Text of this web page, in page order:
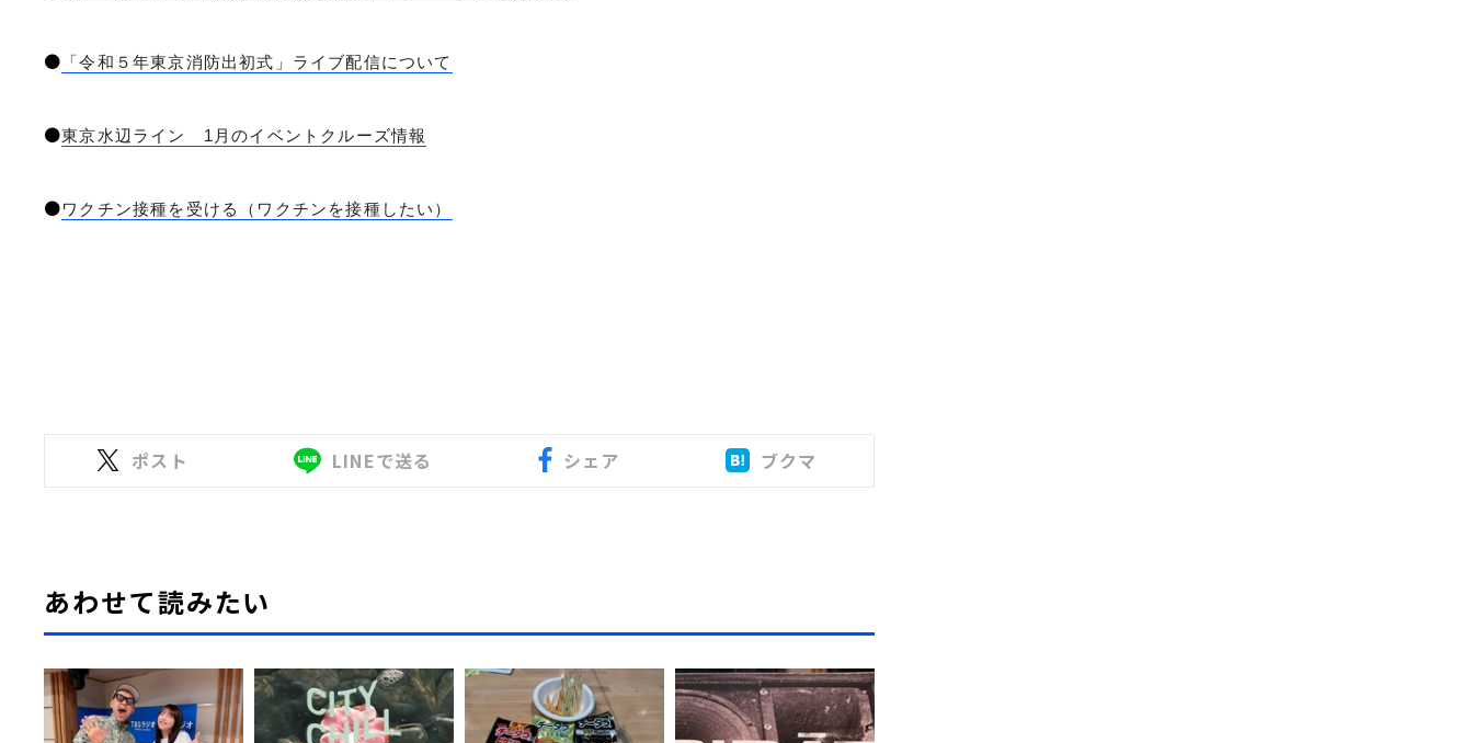
● 「令和５年東京消防出初式」ライブ配信について
●東京水辺ライン 1月のイベントクルーズ情報
●ワクチン接種を受ける（ワクチンを接種したい）
ポスト LINEで送る シェア ブクマ
あわせて読みたい